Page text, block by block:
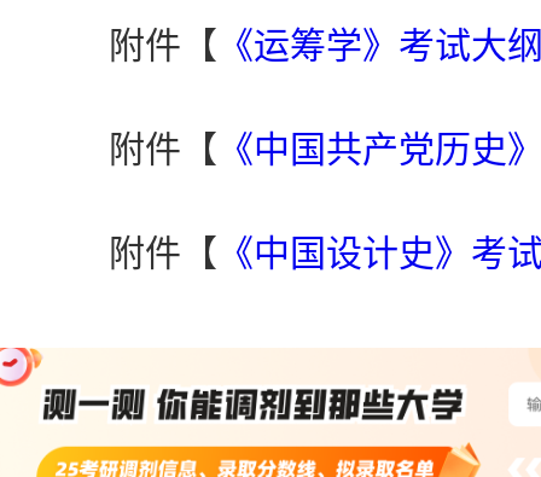
附件【 《运筹学》考试大
附件【 《中国共产党历史
附件【 《中国设计史》考